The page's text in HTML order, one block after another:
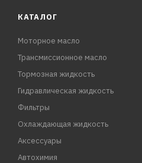
КАТАЛОГ
Моторное масло
Трансмиссионное масло
Тормозная жидкость
Гидравлическая жидкость
Фильтры
Охлаждающая жидкость
Аксессуары
Автохимия